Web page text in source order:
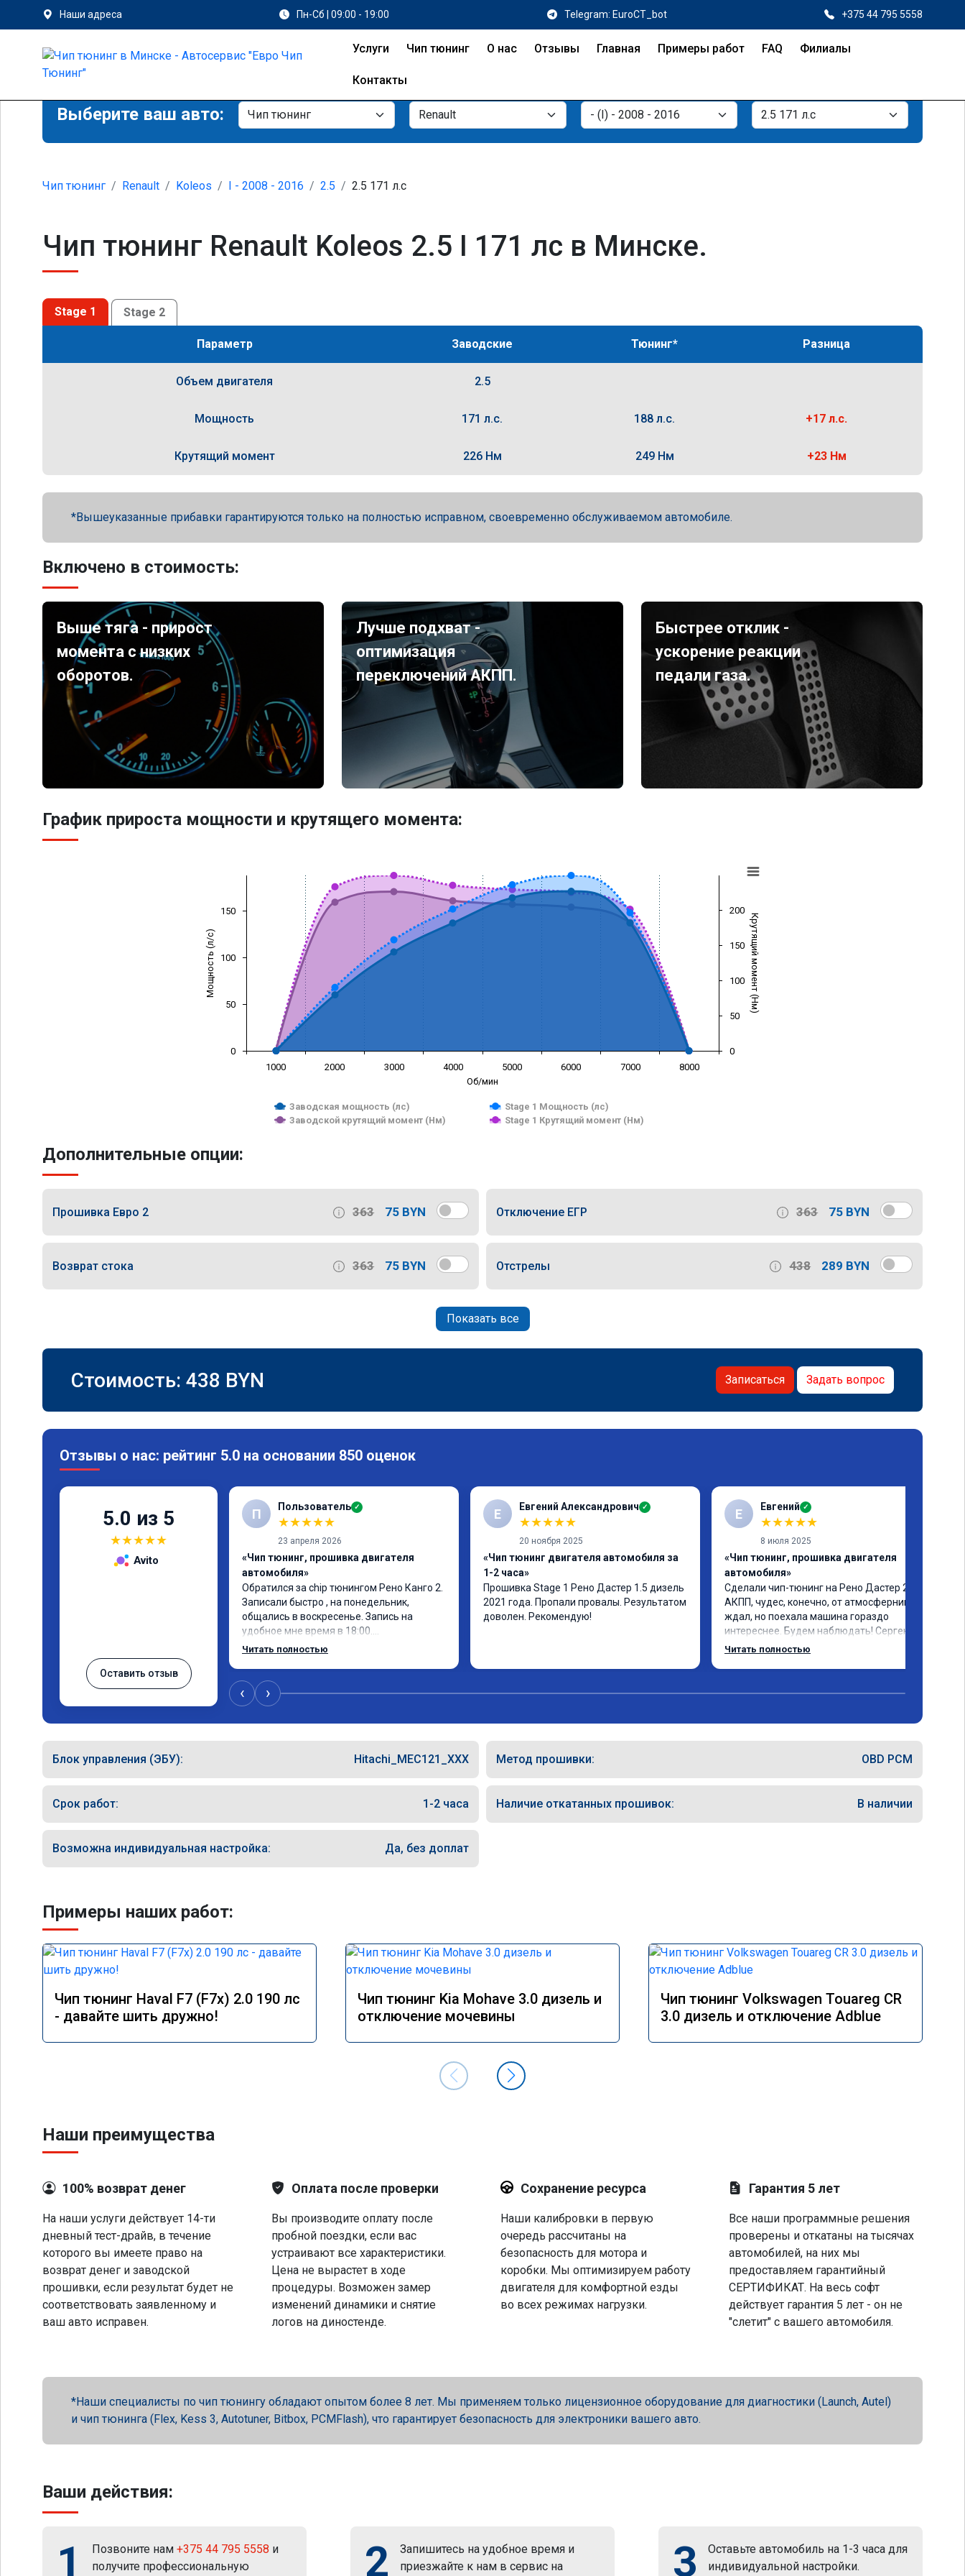
Наши адреса Пн-Сб | 09:00 - 19:00 Telegram: EuroCT_bot +375 44 795 5558
Услуги Чип тюнинг О нас Отзывы Главная Примеры работ FAQ Филиалы
Контакты
Выберите ваш авто:
Чип тюнинг Renault Koleos I - 2008 - 2016 2.5 2.5 171 л.с
Чип тюнинг Renault Koleos 2.5 I 171 лс в Минске.
Stage 1 Stage 2
Параметр Заводские Тюнинг* Разница
Объем двигателя 2.5
Мощность 171 л.с. 188 л.с. +17 л.с.
Крутящий момент 226 Нм 249 Нм +23 Нм
Вышеуказанные прибавки гарантируются только на полностью исправном, своевременно обслуживаемом автомобиле.
Включено в стоимость:
Выше тяга - прирост
момента с низких
оборотов.
Лучше подхват -
оптимизация
переключений АКПП.
Быстрее отклик -
ускорение реакции
педали газа.
График прироста мощности и крутящего момента:
Об/мин
Мощность (л/с) Крутящий момент (Нм)
Заводская мощность (лс)
Stage 1 Мощность (лс)
Заводской крутящий момент (Нм)
Stage 1 Крутящий момент (Нм)
1000 2000 3000 4000 5000 6000 7000 8000
0
50
100
150
0
50
100
150
200
Дополнительные опции:
Прошивка Евро 2 363 75 BYN Отключение ЕГР 363 75 BYN
Возврат стока 363 75 BYN Отстрелы 438 289 BYN
Показать все
Стоимость: 438 BYN Записаться Задать вопрос
Отзывы о нас: рейтинг 5.0 на основании 850 оценок
5.0 из 5
★★★★★
Avito
Оставить отзыв
П Пользователь ✓
★★★★★
23 апреля 2026
«Чип тюнинг, прошивка двигателя
автомобиля»
Обратился за chip тюнингом Рено Канго 2.
Записали быстро , на понедельник,
общались в воскресенье. Запись на
удобное мне время в 18:00.
Работу выполнили за 30 минут,
Читать полностью
Е Евгений Александрович ✓
★★★★★
20 ноября 2025
«Чип тюнинг двигателя автомобиля за
1-2 часа»
Прошивка Stage 1 Рено Дастер 1.5 дизель
2021 года. Пропали провалы. Результатом
доволен. Рекомендую!
Е Евгений ✓
★★★★★
8 июля 2025
«Чип тюнинг, прошивка двигателя
автомобиля»
Сделали чип-тюнинг на Рено Дастер 2.0
АКПП, чудес, конечно, от атмосферника не
ждал, но поехала машина гораздо
интереснее. Будем наблюдать! Сергею
отдельное спасибо за профессионально
Читать полностью
‹ ›
Блок управления (ЭБУ): Hitachi_MEC121_XXX Метод прошивки: OBD PCM
Срок работ: 1-2 часа Наличие откатанных прошивок: В наличии
Возможна индивидуальная настройка: Да, без доплат
Примеры наших работ:
Чип тюнинг Haval F7 (F7x) 2.0 190 лс
- давайте шить дружно!
Чип тюнинг Kia Mohave 3.0 дизель и
отключение мочевины
Чип тюнинг Volkswagen Touareg CR
3.0 дизель и отключение Adblue
Наши преимущества
100% возврат денег
На наши услуги действует 14-ти
дневный тест-драйв, в течение
которого вы имеете право на
возврат денег и заводской
прошивки, если результат будет не
соответствовать заявленному и
ваш авто исправен.
Оплата после проверки
Вы производите оплату после
пробной поездки, если вас
устраивают все характеристики.
Цена не вырастет в ходе
процедуры. Возможен замер
изменений динамики и снятие
логов на диностенде.
Сохранение ресурса
Наши калибровки в первую
очередь рассчитаны на
безопасность для мотора и
коробки. Мы оптимизируем работу
двигателя для комфортной езды
во всех режимах нагрузки.
Гарантия 5 лет
Все наши программные решения
проверены и откатаны на тысячах
автомобилей, на них мы
предоставляем гарантийный
СЕРТИФИКАТ. На весь софт
действует гарантия 5 лет - он не
"слетит" с вашего автомобиля.
Наши специалисты по чип тюнингу обладают опытом более 8 лет. Мы применяем только лицензионное оборудование для диагностики (Launch, Autel)
и чип тюнинга (Flex, Kess 3, Autotuner, Bitbox, PCMFlash), что гарантирует безопасность для электроники вашего авто.
Ваши действия:
1 Позвоните нам +375 44 795 5558 и
получите профессиональную
2
Запишитесь на удобное время и
приезжайте к нам в сервис на
3
Оставьте автомобиль на 1-3 часа для
индивидуальной настройки.